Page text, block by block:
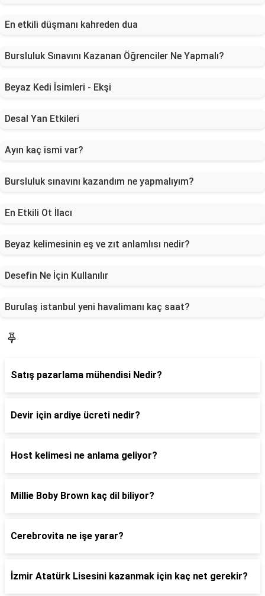
En etkili düşmanı kahreden dua
Bursluluk Sınavını Kazanan Öğrenciler Ne Yapmalı?
Beyaz Kedi İsimleri - Ekşi
Desal Yan Etkileri
Ayın kaç ismi var?
Bursluluk sınavını kazandım ne yapmalıyım?
En Etkili Ot İlacı
Beyaz kelimesinin eş ve zıt anlamlısı nedir?
Desefin Ne İçin Kullanılır
Burulaş istanbul yeni havalimanı kaç saat?
Satış pazarlama mühendisi Nedir?
Devir için ardiye ücreti nedir?
Host kelimesi ne anlama geliyor?
Millie Boby Brown kaç dil biliyor?
Cerebrovita ne işe yarar?
İzmir Atatürk Lisesini kazanmak için kaç net gerekir?